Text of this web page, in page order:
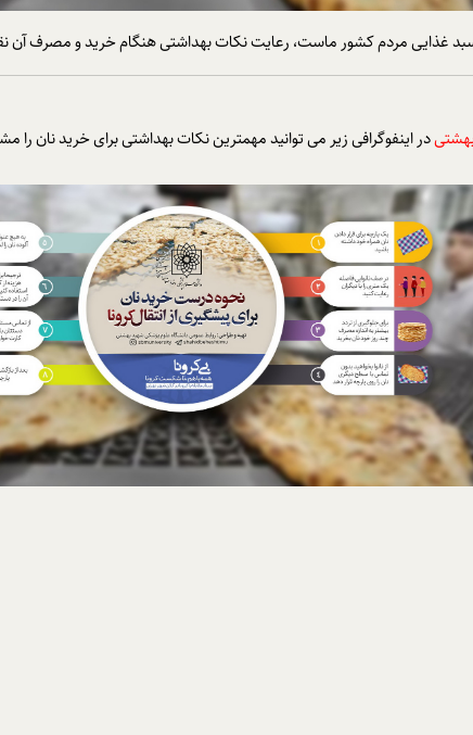
سبد غذایی مردم کشور ماست، رعایت نکات بهداشتی هنگام خرید و مصرف آن
در اینفوگرافی زیر می توانید مهمترین نکات بهداشتی برای خرید نان را